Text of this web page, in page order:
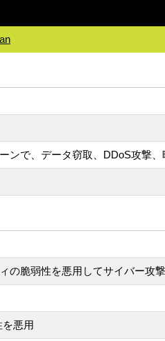
ンで、データ窃取、DDoS攻撃
の脆弱性を悪用してサイバー攻
を悪用